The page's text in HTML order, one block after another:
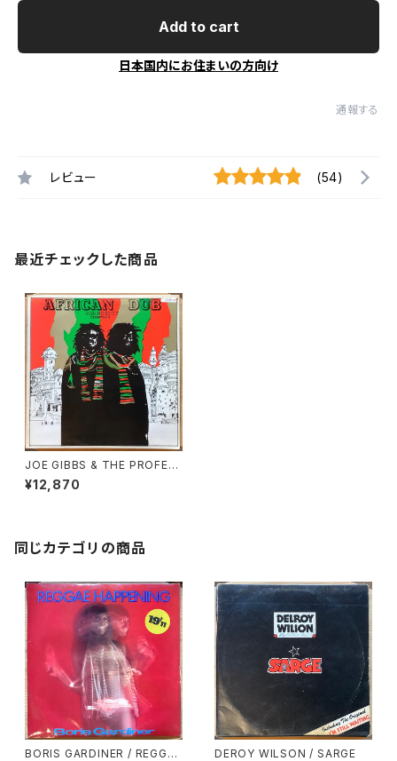
Add to cart
日本国内にお住まいの方向け
通報する
レビュー (54)
最近チェックした商品
JOE GIBBS & THE PROFES
SIONALS / AFRICAN DUB A
LL MIGHTY CHAPTER 3
¥12,870
同じカテゴリの商品
BORIS GARDINER / REGGAE
DEROY WILSON / SARGE